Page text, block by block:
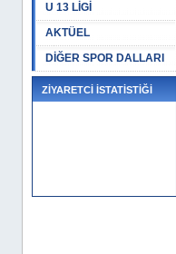
U 13 LİGİ
AKTÜEL
DİĞER SPOR DALLARI
ZİYARETCİ İSTATİSTİĞİ